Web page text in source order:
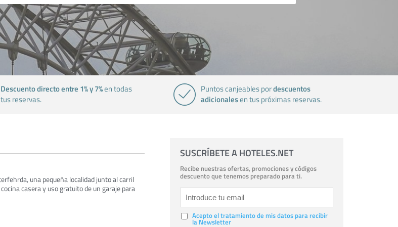
Descuento directo entre 1% y 7%en todas
tus reservas.
Puntos canjeables pordescuentos
adicionalesen tus próximas reservas.
una pequeña localidad junto al carril
casera y uso gratuito de un garaje para
SUSCRÍBETE A HOTELES.NET
Recibe nuestras ofertas, promociones y códigos
descuento que tenemos preparado para ti.
Acepto el tratamiento de mis datos para recibir
la Newsletter